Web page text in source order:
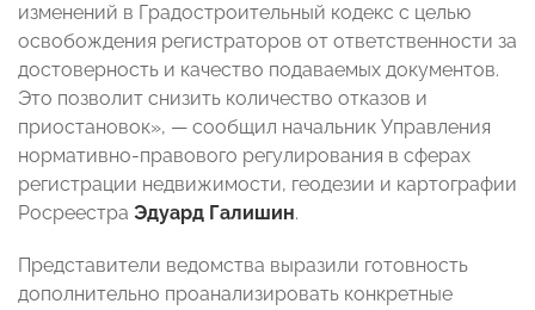
изменений в Градостроительный кодекс с целью
освобождения регистраторов от ответственности за
достоверность и качество подаваемых документов.
Это позволит снизить количество отказов и
приостановок», — сообщил начальник Управления
нормативно-правового регулирования в сферах
регистрации недвижимости, геодезии и картографии
Росреестра Эдуард Галишин.
Представители ведомства выразили готовность
дополнительно проанализировать конкретные